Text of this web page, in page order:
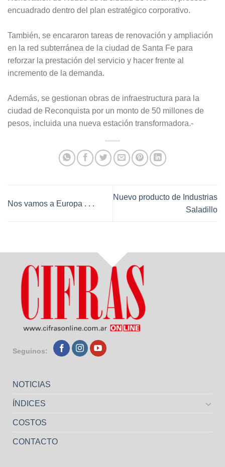
encuadrado dentro del plan estratégico corporativo.
También, se encararon tareas de renovación y ampliación
en la red subterránea de la ciudad de Santa Fe para
reforzar la prestación del servicio y hacer frente al
incremento de la demanda.
Además, se gestionan obras de infraestructura para la
ciudad de Reconquista por un monto de 50 millones de
pesos, incluida una nueva estación transformadora.-
Nos vamos a Europa . . .
Nuevo producto de Industrias
Saladillo
Seguinos:
NOTICIAS
ÍNDICES
COSTOS
CONTACTO